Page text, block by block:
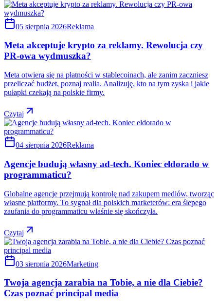
05 sierpnia 2026Reklama
Meta akceptuje krypto za reklamy. Rewolucja czy
PR-owa wydmuszka?
Meta otwiera się na płatności w stablecoinach, ale zanim zaczniesz
przeliczać budżet, poznaj realia. Analizuję, kto na tym zyska i jakie
pułapki czekają na polskie firmy.
Czytaj
04 sierpnia 2026Reklama
Agencje budują własny ad-tech. Koniec eldorado w
programmaticu?
Globalne agencje przejmują kontrolę nad zakupem mediów, tworząc
własne platformy. To sygnał dla polskich marketerów: era ślepego
zaufania do programmaticu właśnie się skończyła.
Czytaj
03 sierpnia 2026Marketing
Twoja agencja zarabia na Tobie, a nie dla Ciebie?
Czas poznać principal media